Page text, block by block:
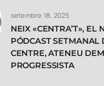
setembre 18, 2025
NEIX «CENTRA’T», EL
PÓDCAST SETMANAL
CENTRE, ATENEU
PROGRESSISTA